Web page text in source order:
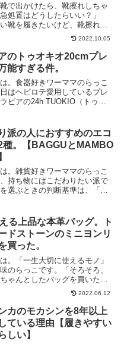
靴で出かけたら、靴擦れしちゃ
処置はどうしたらいい？」
い靴を履きたいけど、靴擦れす
い...」「靴擦れは新しい靴には
。血を流しながら耐えて慣れて
と諦めてる...」この記事をご
ていると...
2022.10.05
のトゥオキオ20cmプレ
能すぎる件。
。食器好きワーママのらっこ
はヘビロテ愛用しているプレ
ビアの24h TUOKIO（トゥオ
したのですが、想像以上に活
し...
派の人におすすめのエコ
種。【BAGGUとMAMBO
。雑貨好きワーママのらっこ
持ち物にはこだわりたい派で
選ぶときの判断基準は、「持
間に合わせのものじゃなく、
て気分が上がる...
る上品な本革バッグ。ト
ドストーンのミニヨンリ
買った。
。「一生大切に使えるモノ」
のらっこです。「そろそろ、
ゃんとしたバッグを買いた
が持っているような有名ブラン
なくて、知る人ぞ知る的なブラ
んとしたバッグがほしい」そ
わり派の方におすす...
2022.06.12
カのモカシンを8年以上
ている理由【履きやすい
しい】